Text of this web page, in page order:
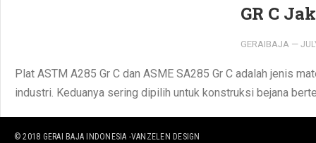
GR C
GERAIBAJA —
Plat ASTM A285 Gr C dan ASME SA285 Gr C adalah jenis
industri. Keduanya sering dipilih untuk konstruksi bejana
© 2018 GERAI BAJA INDONESIA -VANZELEN DESIGN